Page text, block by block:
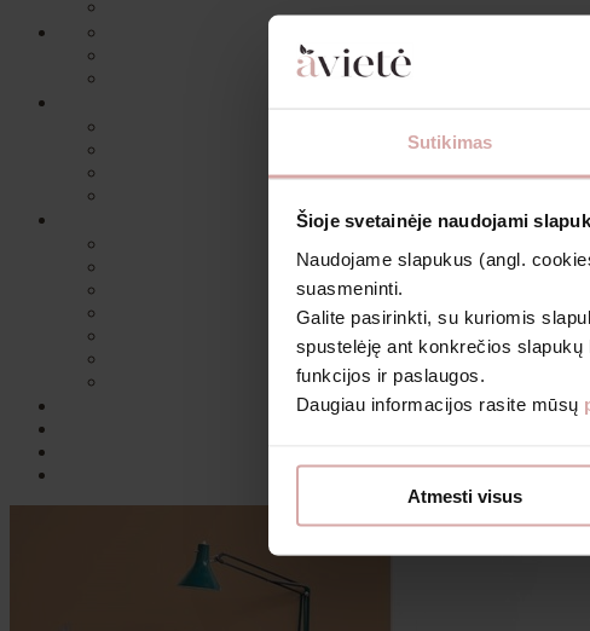
Sutikimas
Šioje svetainėje naudojami
Naudojame slapukus (angl.
suasmeninti.
Galite pasirinkti, su kuriomis
spustelėję ant konkrečios
funkcijos ir paslaugos.
Daugiau informacijos rasite mūsų
Atmesti visus
Sutinku
Daugiau